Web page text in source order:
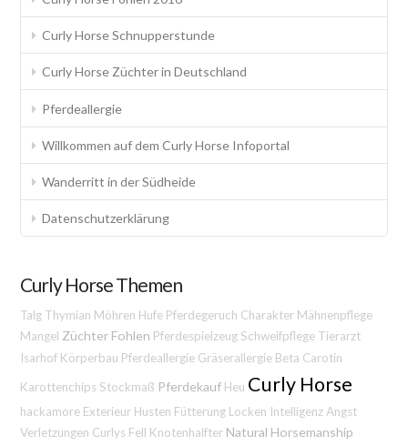
Curly Horse Schnupperstunde
Curly Horse Züchter in Deutschland
Pferdeallergie
Willkommen auf dem Curly Horse Infoportal
Wanderritt in der Südheide
Datenschutzerklärung
Curly Horse Themen
Talg Thymian Möhren Hufe Pferdegeruch Charakter Mähnenpflege
Mangel Züchter Fohlen Pferdespielzeug Schweifpflege Tierarzt
Isarhof Körperbau Pferdeallergie Gräserallergie Beta Carotin
Karottenchips Stockmaß Pferdekauf Heu Curly Horse
hackamore Exterieur Husten Fütterung Locken Intelligenz Angst
Verletzungen Curlys Fell Knotenhalfter Natural Horsemanship